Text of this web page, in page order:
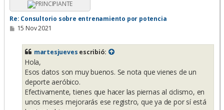
Re: Consultorio sobre entrenamiento por potencia
M15 Nov 2021
martesjueves escribió:
Hola,
Esos datos son muy buenos. Se nota que vienes de un
deporte aeróbico.
Efectivamente, tienes que hacer las piernas al ciclismo, en
unos meses mejorarás ese registro, que ya de por sí está